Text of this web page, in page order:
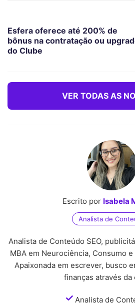
Esfera oferece até 200% de
bônus na contratação ou
do Clube
VER TODAS AS
Escrito por Isabela
Analista de
Analista de Conteúdo SEO,
MBA em Neurociência, Consumo
Apaixonada em escrever, busco
finanças através da
Analista de